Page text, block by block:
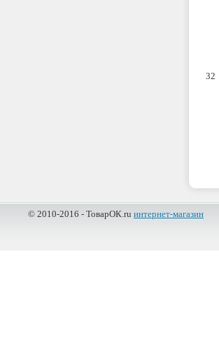
32
© 2010-2016 - ТоварОК.ru интернет-магазин